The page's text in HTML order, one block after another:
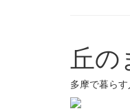
丘
多摩で暮ら